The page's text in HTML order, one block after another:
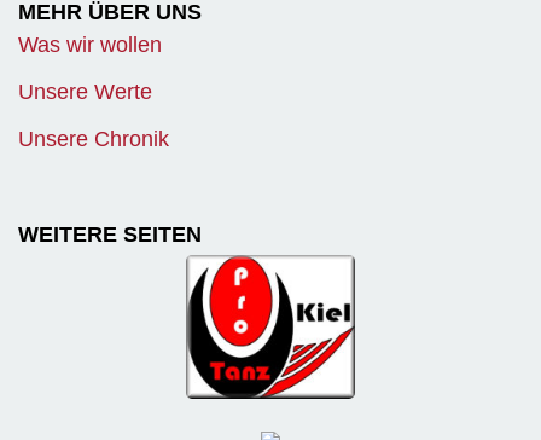
MEHR ÜBER UNS
Was wir wollen
Unsere Werte
Unsere Chronik
WEITERE SEITEN